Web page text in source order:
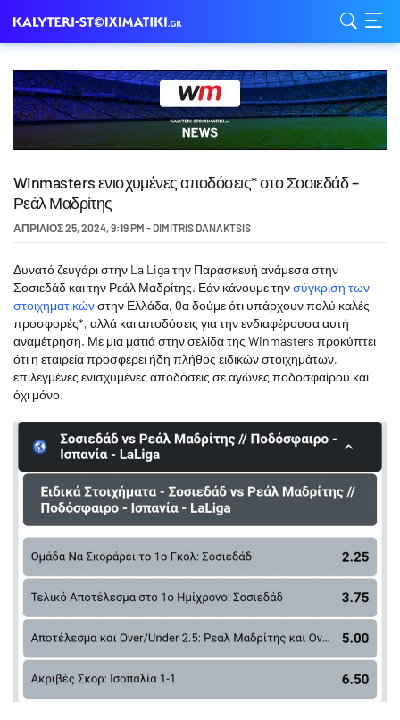
Winmasters ενισχυμένες αποδόσεις* στο Σοσιεδάδ –
Ρεάλ Μαδρίτης
ΑΠΡΊΛΙΟΣ 25, 2024,9:19 PM - DIMITRIS DANAKTSIS
Δυνατό ζευγάρι στην La Liga την Παρασκευή ανάμεσα στην
Σοσιεδάδ και την Ρεάλ Μαδρίτης. Εάν κάνουμε τηνσύγκριση των
στοιχηματικώνστην Ελλάδα, θα δούμε ότι υπάρχουν πολύ καλές
προσφορές*, αλλά και αποδόσεις για την ενδιαφέρουσα αυτή
αναμέτρηση. Με μια ματιά στην σελίδα της Winmasters προκύπτει
ότι η εταιρεία προσφέρει ήδη πλήθος ειδικών στοιχημάτων,
επιλεγμένες ενισχυμένες αποδόσεις σε αγώνες ποδοσφαίρου και
όχι μόνο.